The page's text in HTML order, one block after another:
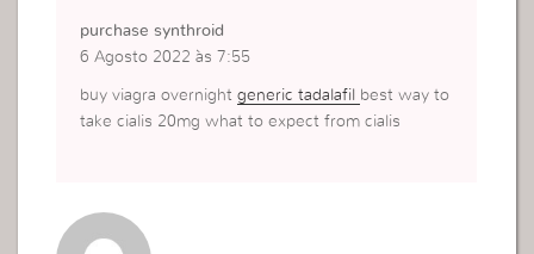
purchase synthroid
6 Agosto 2022 às 7:55
buy viagra overnightgeneric tadalafil best way to
take cialis 20mg what to expect from cialis